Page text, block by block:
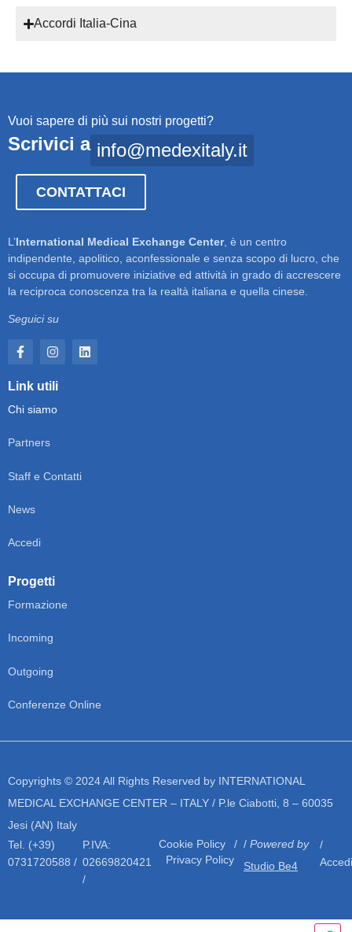
Accordi Italia-Cina
Vuoi sapere di più sui nostri progetti?
Scrivici a info@medexitaly.it
CONTATTACI
L’International Medical Exchange Center, è un centro
indipendente, apolitico, aconfessionale e senza scopo di lucro, che
si occupa di promuovere iniziative ed attività in grado di accrescere
la reciproca conoscenza tra la realtà italiana e quella cinese.
Seguici su
Link utili
Chi siamo
Partners
Staff e Contatti
News
Accedi
Progetti
Formazione
Incoming
Outgoing
Conferenze Online
Copyrights © 2024 All Rights Reserved by INTERNATIONAL
MEDICAL EXCHANGE CENTER – ITALY / P.le Ciabotti, 8 – 60035
Jesi (AN) Italy
Tel. (+39)
0731720588 /
P.IVA:
02669820421
/
Cookie Policy
Privacy Policy
/ Powered by
Studio Be4
/